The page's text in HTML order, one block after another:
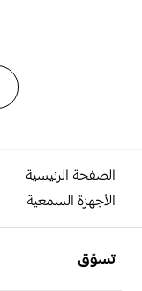
الصفحة الرئيسية
الأجهزة السمعية
تسوّق